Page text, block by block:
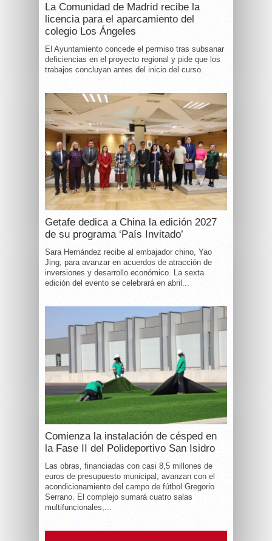
La Comunidad de Madrid recibe la
licencia para el aparcamiento del
colegio Los Ángeles
El Ayuntamiento concede el permiso tras subsanar
deficiencias en el proyecto regional y pide que los
trabajos concluyan antes del inicio del curso.
Getafe dedica a China la edición 2027
de su programa ‘País Invitado’
Sara Hernández recibe al embajador chino, Yao
Jing, para avanzar en acuerdos de atracción de
inversiones y desarrollo económico. La sexta
edición del evento se celebrará en abril...
Comienza la instalación de césped en
la Fase II del Polideportivo San Isidro
Las obras, financiadas con casi 8,5 millones de
euros de presupuesto municipal, avanzan con el
acondicionamiento del campo de fútbol Gregorio
Serrano. El complejo sumará cuatro salas
multifuncionales,...